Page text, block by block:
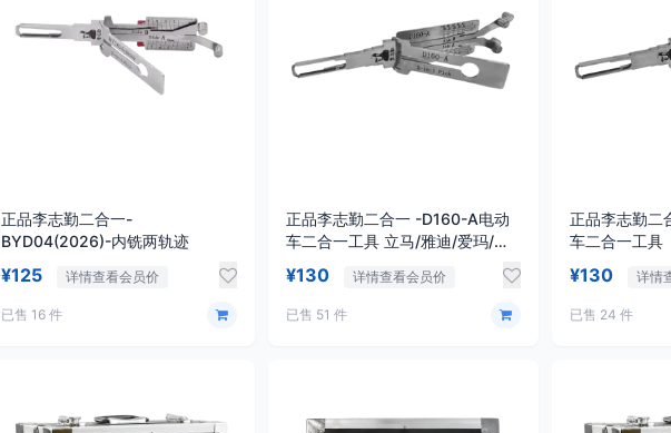
正品李志勤二合一-
BYD04(2026)-内铣两轨迹
¥125 详情查看会员价
已售 16 件
正品李志勤二合一 -D160-A电动
车二合一工具 立马/雅迪/爱玛/台
¥130 详情查看会员价
已售 51 件
正品李志勤二
车二合一工具
¥130 详情
已售 24 件